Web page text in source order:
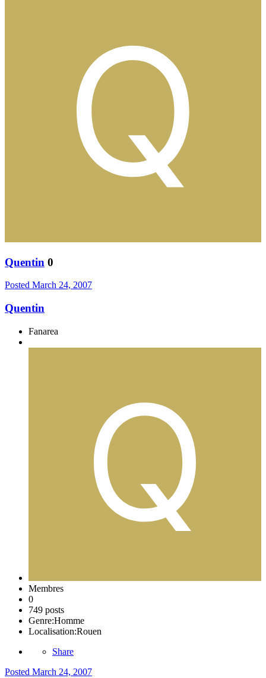
Quentin 0
Posted March 24, 2007
Quentin
Fanarea
Membres
0
749 posts
Genre:Homme
Localisation:Rouen
Share
Posted March 24, 2007